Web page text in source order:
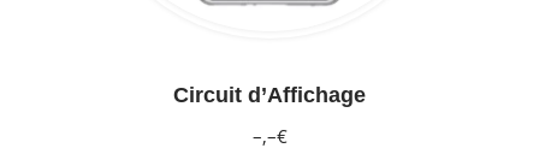
Circuit d’Affichage
–,–€